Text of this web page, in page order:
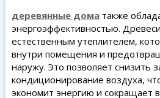
деревянные доматакже
энергоэффективностью.
естественным утеплителем,
внутри помещения и
наружу. Это позволяет снизить
кондиционирование воздуха,
экономит энергию и сокращает